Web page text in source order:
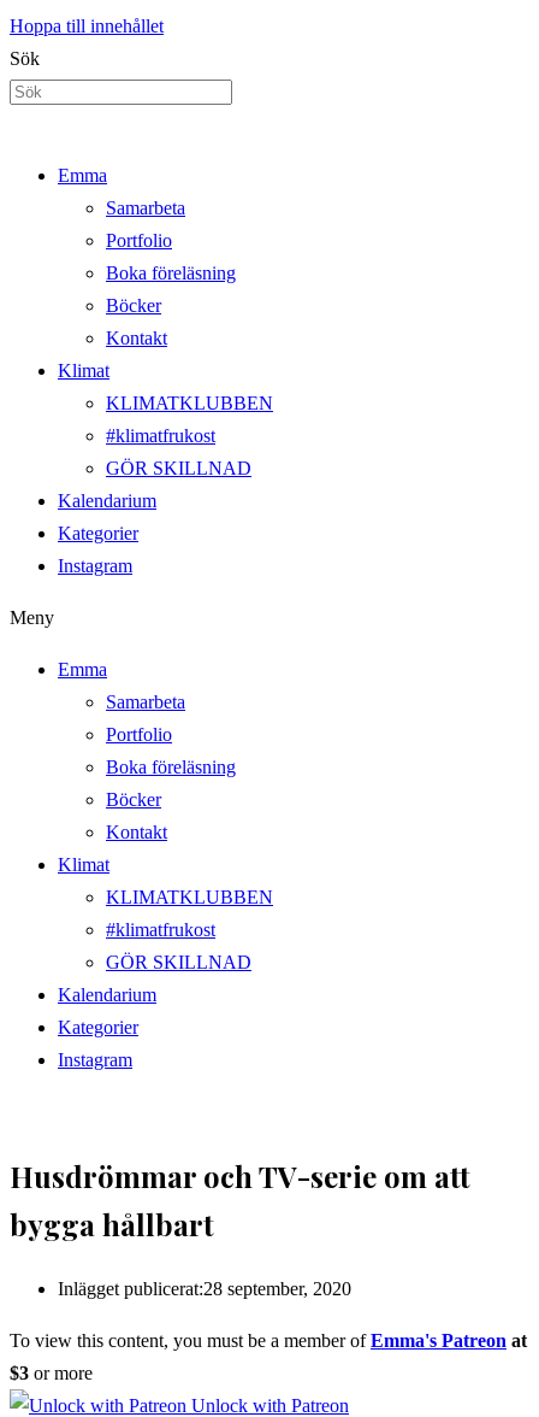
Hoppa till innehållet
Sök
Emma
Samarbeta
Portfolio
Boka föreläsning
Böcker
Kontakt
Klimat
KLIMATKLUBBEN
#klimatfrukost
GÖR SKILLNAD
Kalendarium
Kategorier
Instagram
Meny
Emma
Samarbeta
Portfolio
Boka föreläsning
Böcker
Kontakt
Klimat
KLIMATKLUBBEN
#klimatfrukost
GÖR SKILLNAD
Kalendarium
Kategorier
Instagram
Husdrömmar och TV-serie om att
bygga hållbart
Inlägget publicerat:28 september, 2020
To view this content, you must be a member ofEmma's Patreon at
$3 or more
Unlock with Patreon